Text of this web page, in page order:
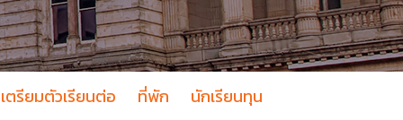
เตรียมตัวเรียนต่อ ที่พัก นักเรียนทุน